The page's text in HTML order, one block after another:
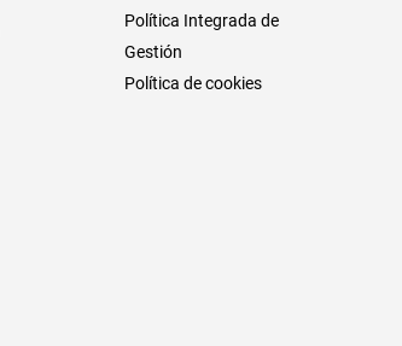
Política Integrada de
Gestión
Política de cookies